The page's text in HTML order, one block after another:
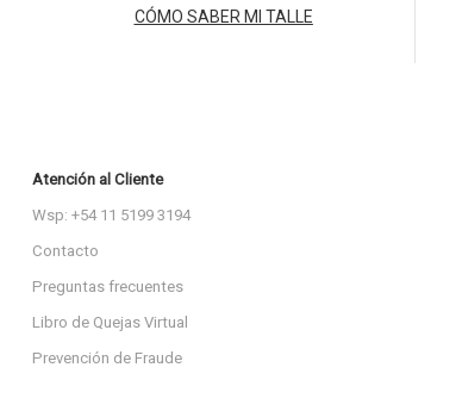
CÓMO SABER MI TALLE
Atención al Cliente
Wsp: +54 11 5199 3194
Contacto
Preguntas frecuentes
Libro de Quejas Virtual
Prevención de Fraude